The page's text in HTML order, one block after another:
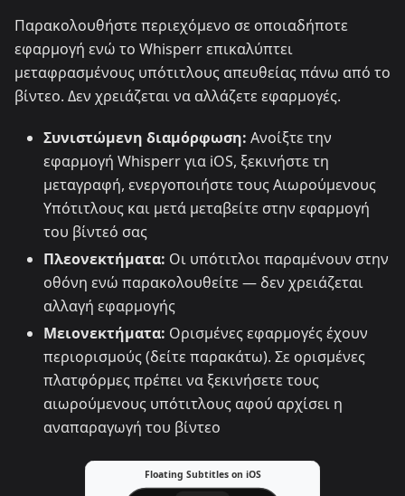
Παρακολουθήστε περιεχόμενο σε οποιαδήποτε
εφαρμογή ενώ το Whisperr επικαλύπτει
μεταφρασμένους υπότιτλους απευθείας πάνω από το
βίντεο. Δεν χρειάζεται να αλλάζετε εφαρμογές.
Συνιστώμενη διαμόρφωση: Ανοίξτε την
εφαρμογή Whisperr για iOS, ξεκινήστε τη
μεταγραφή, ενεργοποιήστε τους Αιωρούμενους
Υπότιτλους και μετά μεταβείτε στην εφαρμογή
του βίντεό σας
Πλεονεκτήματα: Οι υπότιτλοι παραμένουν στην
οθόνη ενώ παρακολουθείτε — δεν χρειάζεται
αλλαγή εφαρμογής
Μειονεκτήματα: Ορισμένες εφαρμογές έχουν
περιορισμούς (δείτε παρακάτω). Σε ορισμένες
πλατφόρμες πρέπει να ξεκινήσετε τους
αιωρούμενους υπότιτλους αφού αρχίσει η
αναπαραγωγή του βίντεο